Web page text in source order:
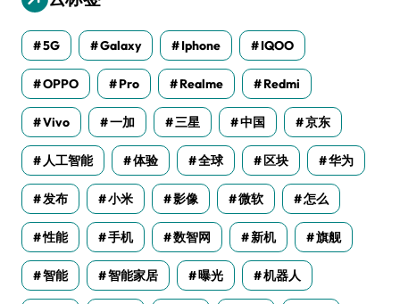
5G Galaxy Iphone IQOO
OPPO Pro Realme Redmi
Vivo 一加 三星 中国 京东
人工智能 体验 全球 区块 华为
发布 小米 影像 微软 怎么
性能 手机 数智网 新机 旗舰
智能 智能家居 曝光 机器人